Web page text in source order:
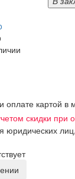
оплате картой в
скидки при
юридических